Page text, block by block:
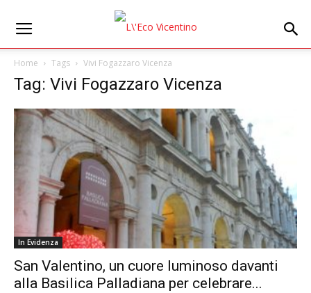
Home Tags Vivi Fogazzaro Vicenza
Tag: Vivi Fogazzaro Vicenza
In Evidenza
San Valentino, un cuore luminoso davanti
alla Basilica Palladiana per celebrare...